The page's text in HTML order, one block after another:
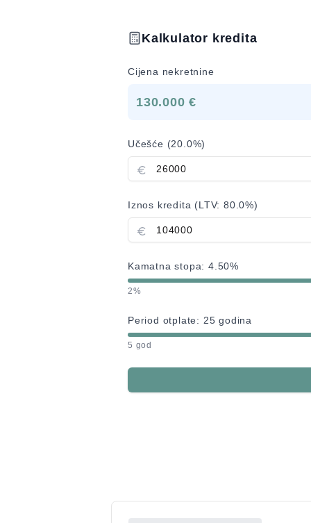
Kalkulator kredita
Cijena nekretnine
130.000 €
Učešće (20.0%)
Iznos kredita (LTV:80.0%)
Kamatna stopa:4.50%
2%
Period otplate: 25 godina
5 god